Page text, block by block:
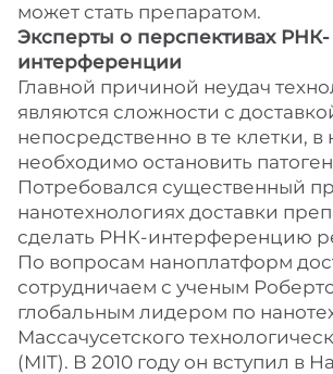
может стать препаратом.
Эксперты о перспективах РНК-
интерференции
Главной причиной неудач
являются сложности с
непосредственно в те клетки, в
необходимо остановить
Потребовался существенный
нанотехнологиях доставки
сделать РНК-интерференцию
По вопросам наноплатформ
сотрудничаем с ученым
глобальным лидером по
Массачусетского
(MIT). В 2010 году он вступил в